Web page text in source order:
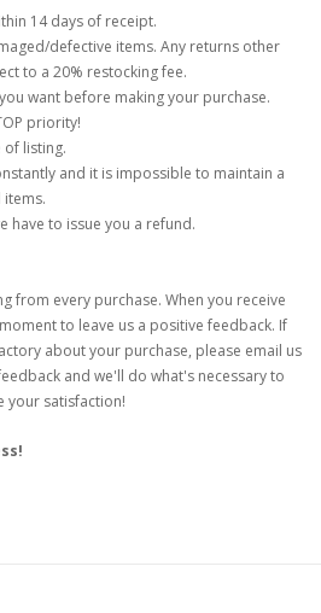
14 days of receipt.
defective items. Any returns other
to a 20% restocking fee.
want before making your purchase.
priority!
of listing.
and it is impossible to maintain a
have to issue you a refund.
from every purchase. When you receive
to leave us a positive feedback. If
about your purchase, please email us
and we'll do what's necessary to
your satisfaction!